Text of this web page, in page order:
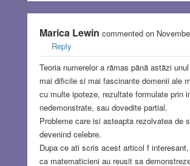
Marica Lewin commented on
Reply
Teoria numerelor a rămas pănă astăzi
mai dificile si mai fascinante domenii ale
cu multe ipoteze, rezultate formulate prin
nedemonstrate, sau dovedite partial.
Probleme care isi asteapta rezolvatea de
devenind celebre.
Dupa ce ati scris acest articol f
ca matematicieni au reusit sa